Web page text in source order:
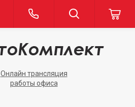
Онлайн трансляция
работы офиса